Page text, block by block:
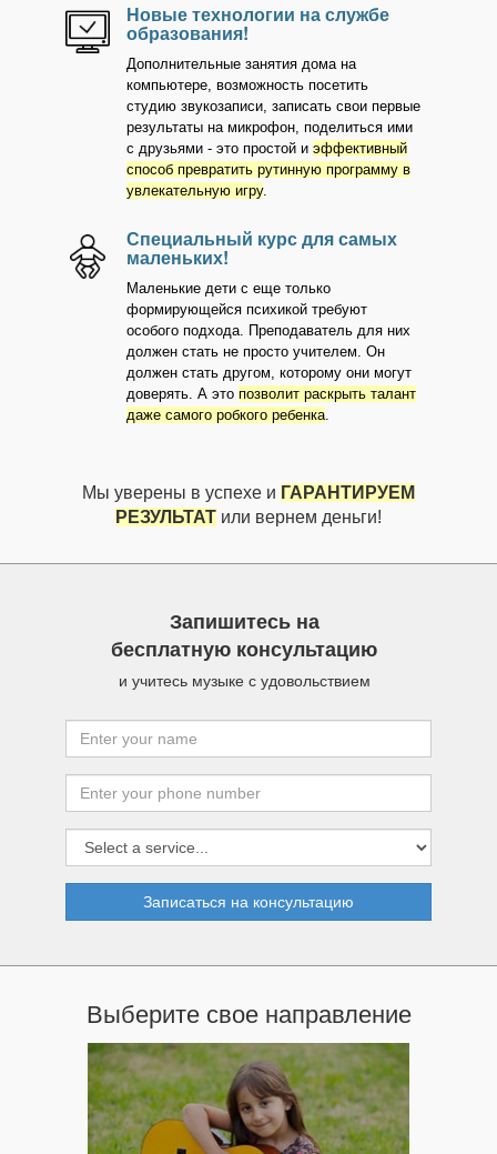
Новые технологии на службе
образования!
Дополнительные занятия дома на
компьютере, возможность посетить
студию звукозаписи, записать свои первые
результаты на микрофон, поделиться ими
с друзьями - это простой и эффективный
способ превратить рутинную программу в
увлекательную игру.
Специальный курс для самых
маленьких!
Маленькие дети с еще только
формирующейся психикой требуют
особого подхода. Преподаватель для них
должен стать не просто учителем. Он
должен стать другом, которому они могут
доверять. А это позволит раскрыть талант
даже самого робкого ребенка.
Мы уверены в успехе и ГАРАНТИРУЕМ
РЕЗУЛЬТАТ или вернем деньги!
Запишитесь на
бесплатную консультацию
и учитесь музыке с удовольствием
Записаться на консультацию
Выберите свое направление